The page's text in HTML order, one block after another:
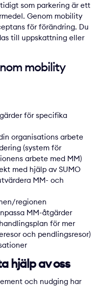
som parkering är ett
Genom mobility
för förändring. Du
till uppskattning eller
mobility
för specifika
organisations arbete
(system för
arbete med MM)
med hjälp av SUMO
MM- och
regionen
MM-åtgärder
för mer
och pendlingsresor)
hjälp av oss
och nudging har